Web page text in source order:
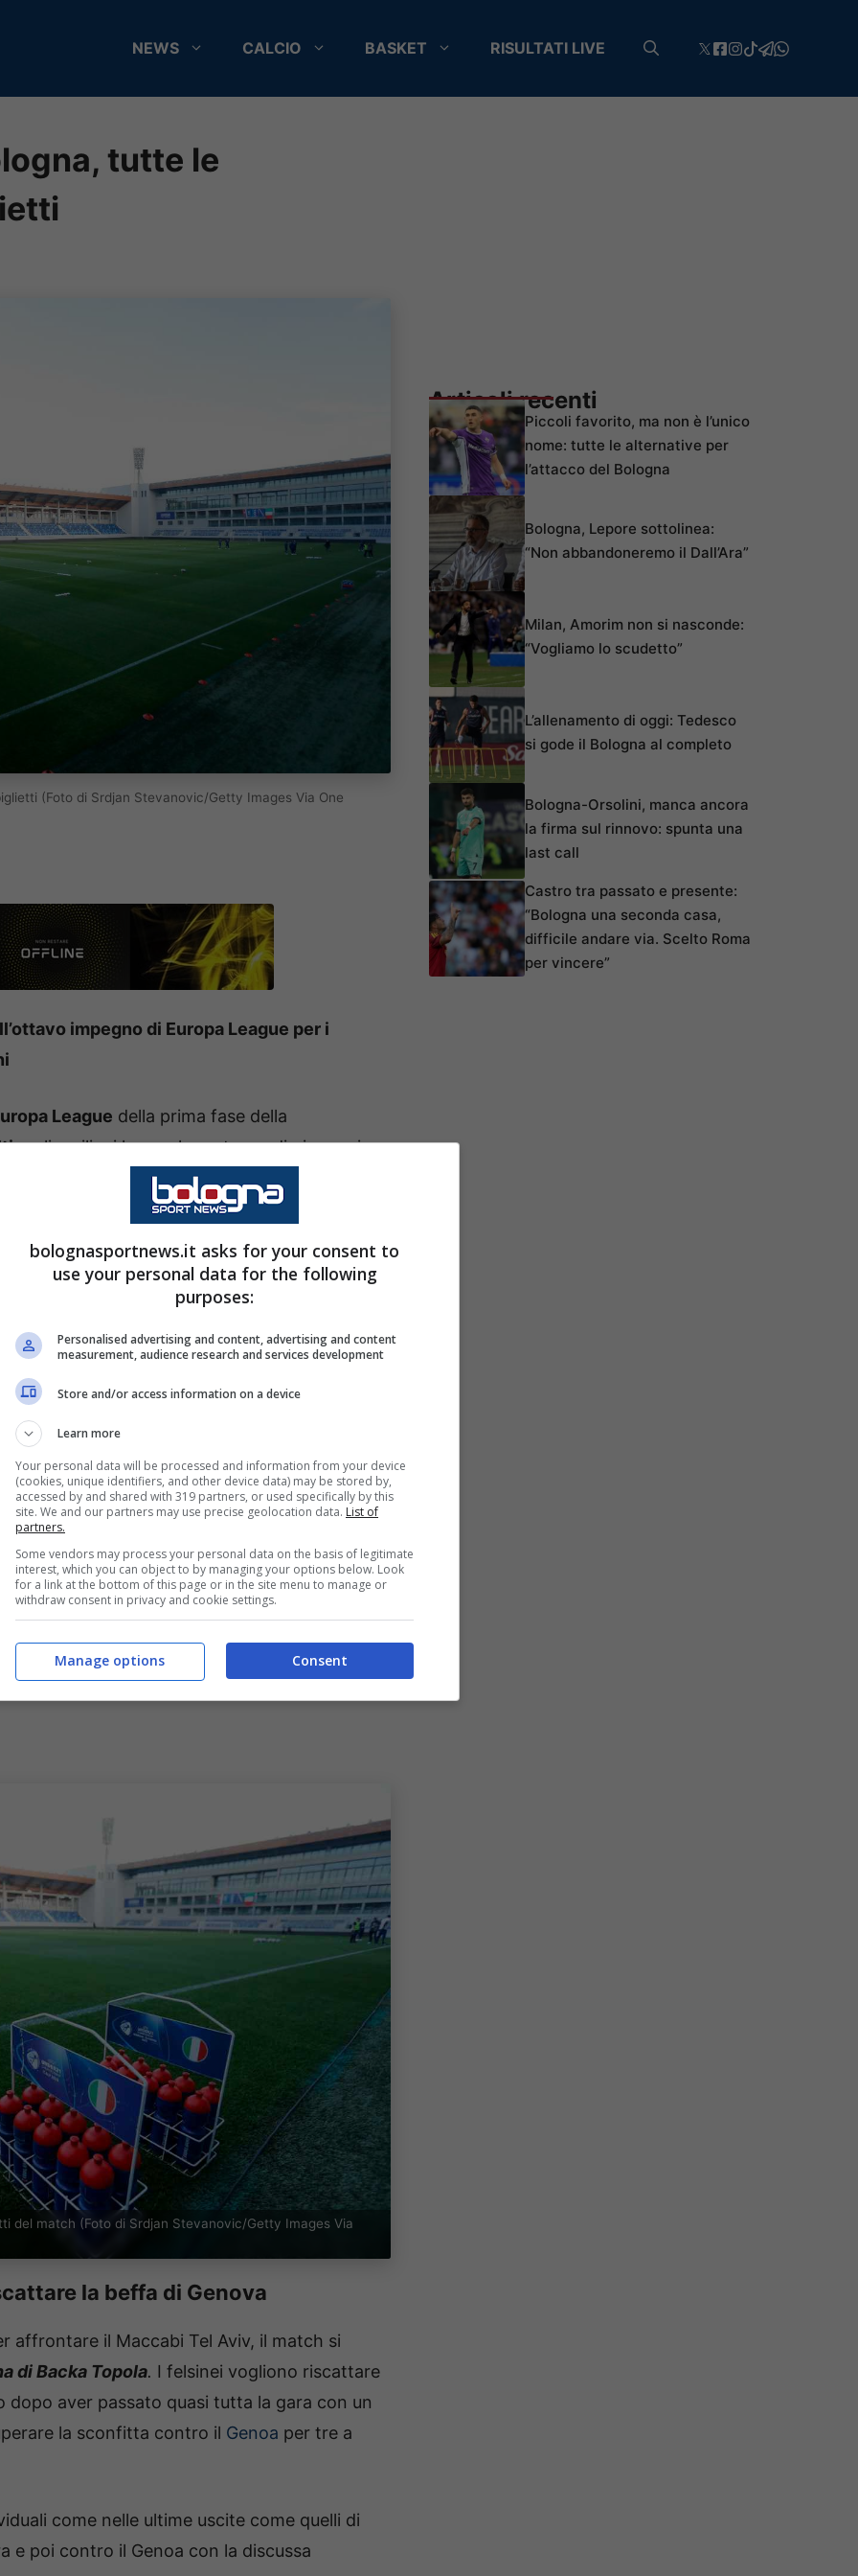
NEWS CALCIO BASKET RISULTATI LIVE
tutte le
(Foto di Srdjan Stevanovic/Getty Images Via One
impegno di Europa League per i
League della prima fase della
, gli emiliani hanno la certezza di giocare i
bassa di qualificarsi tra le prime otto che
finale.
del campionato israeliano che ha
Un misero bottino che ha visto il club
ma l’obiettivo è quello di concludere al
comunicato sui biglietti del
sul sito ufficiale per quanto riguarda
Tel Aviv comunica, in relazione a
Fase Campionato di UEFA Europa League,
(SRB) giovedì 29/1 alle 21, che è aperta
al costo di 25€ onlinequi. Dati richiesti:
o passaporto). I biglietti verranno poi
del match (Foto di Srdjan Stevanovic/Getty Images Via
la beffa di Genova
affrontare il Maccabi Tel Aviv, il match si
di Backa Topola. I felsinei vogliono riscattare
aver passato quasi tutta la gara con un
la sconfitta contro il Genoa per tre a
come nelle ultime uscite come quelli di
e poi contro il Genoa con la discussa
Articoli recenti
Piccoli favorito, ma non è l’unico
nome: tutte le alternative per
l’attacco del Bologna
Bologna, Lepore sottolinea:
“Non abbandoneremo il Dall’Ara”
Milan, Amorim non si nasconde:
“Vogliamo lo scudetto”
L’allenamento di oggi: Tedesco
si gode il Bologna al completo
Bologna-Orsolini, manca ancora
la firma sul rinnovo: spunta una
last call
Castro tra passato e presente:
“Bologna una seconda casa,
difficile andare via. Scelto Roma
per vincere”
bolognasportnews.it asks for your consent to
use your personal data for the following
purposes:
Personalised advertising and content, advertising and content
measurement, audience research and services development
Store and/or access information on a device
Learn more
Your personal data will be processed and information from your device
(cookies, unique identifiers, and other device data) may be stored by,
accessed by and shared with 319 partners, or used specifically by this
site. We and our partners may use precise geolocation data. List of
partners.
Some vendors may process your personal data on the basis of legitimate
interest, which you can object to by managing your options below. Look
for a link at the bottom of this page or in the site menu to manage or
withdraw consent in privacy and cookie settings.
Consent
Manage options